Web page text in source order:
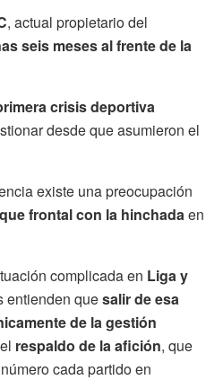
, actual propietario del
seis meses al frente de la
crisis deportiva
desde que asumieron el
existe una preocupación
frontal con la hinchada en
complicada en Liga y
entienden quesalir de esa
de la gestión
respaldo de la afición, que
cada partido en